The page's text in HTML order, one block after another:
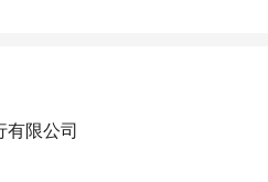
有限公司